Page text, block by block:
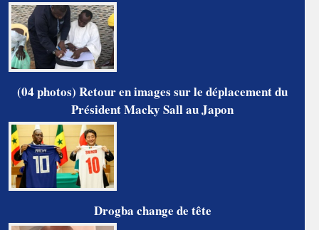
(04 photos) Retour en images sur le déplacement du
Président Macky Sall au Japon
Drogba change de tête